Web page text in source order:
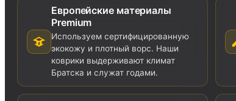
Европейские материалы
Premium
Используем сертифицированную
экокожу и плотный ворс. Наши
коврики выдерживают климат
Братска и служат годами.